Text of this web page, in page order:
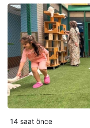
14 saat önce